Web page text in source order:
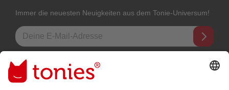
Immer die neuesten Neuigkeiten aus dem Tonie-Universum!
E-Mail-Addresse
Mit dem Absenden abonnierst du unseren E-Mail-Newsletter, der auf
den von dir bereitgestellten Informationen (z.B. Account-informationen)
und den von dir zu Werbezwecken bereitgestellten